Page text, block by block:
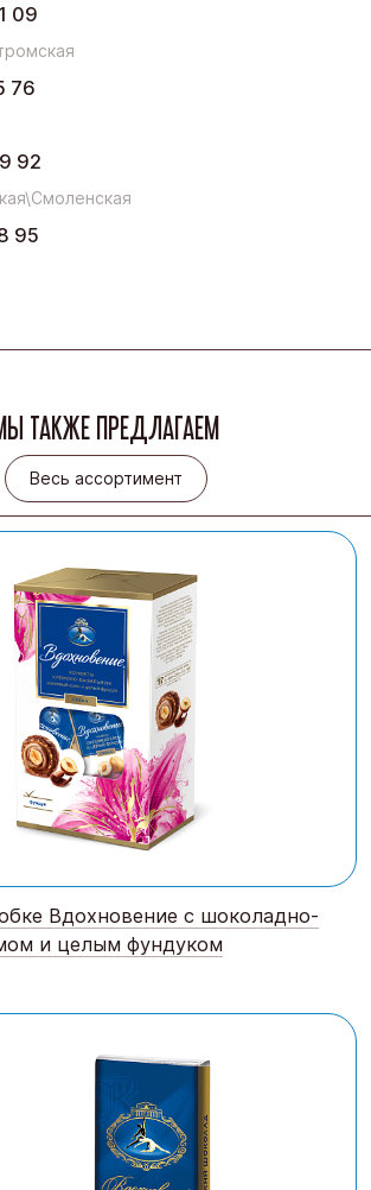
09
76
92
95
ТАКЖЕ ПРЕДЛАГАЕМ
Весь ассортимент
Весь ассортимент
Вдохновение с шоколадно-
и целым фундуком